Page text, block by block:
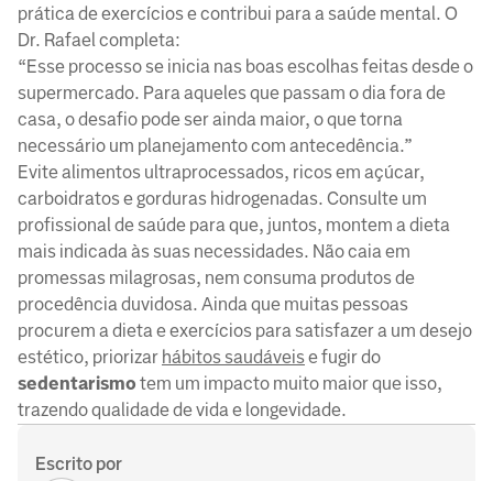
prática de exercícios e contribui para a saúde mental. O
Dr. Rafael completa:
“Esse processo se inicia nas boas escolhas feitas desde o
supermercado. Para aqueles que passam o dia fora de
casa, o desafio pode ser ainda maior, o que torna
necessário um planejamento com antecedência.”
Evite alimentos ultraprocessados, ricos em açúcar,
carboidratos e gorduras hidrogenadas. Consulte um
profissional de saúde para que, juntos, montem a dieta
mais indicada às suas necessidades. Não caia em
promessas milagrosas, nem consuma produtos de
procedência duvidosa. Ainda que muitas pessoas
procurem a dieta e exercícios para satisfazer a um desejo
estético, priorizar hábitos saudáveise fugir do
sedentarismo tem um impacto muito maior que isso,
trazendo qualidade de vida e longevidade.
Escrito por